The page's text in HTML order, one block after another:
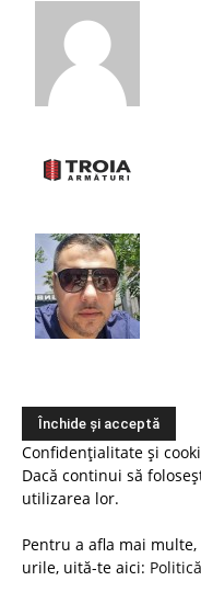
Confidențialitate și
Dacă continui să
utilizarea lor.
Pentru a afla mai
urile, uită-te aici: